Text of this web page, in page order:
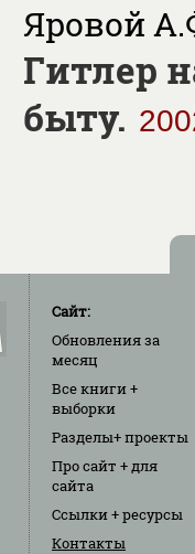
Яровой
Гитлер
быту.
Сайт:
Обновленияза
месяц
Все книги+
выборки
Разделы+ проекты
Про сайт + для
сайта
Ссылки+ ресурсы
Контакты